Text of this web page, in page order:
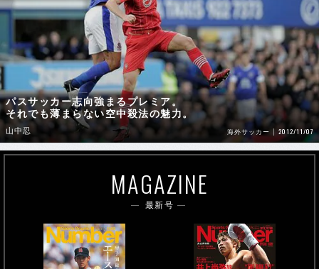
パスサッカー志向強まるプレミア。
それでも薄まらない空中殺法の魅力。
山中忍 海外サッカー 2012/11/07
MAGAZINE
最新号